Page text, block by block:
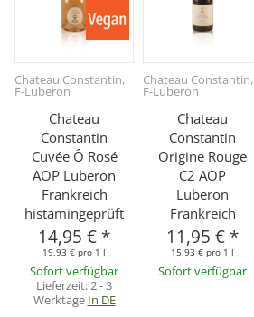
Chateau Constantin,
F-Luberon
Chateau
Constantin
Cuvée Ô Rosé
AOP Luberon
Frankreich
histamingeprüft
14,95 € *
19,93 € pro 1 l
Sofort verfügbar
Lieferzeit:2 - 3
Werktage In DE
Chateau Constantin,
F-Luberon
Chateau
Constantin
Origine Rouge
C2 AOP
Luberon
Frankreich
11,95 € *
15,93 € pro 1 l
Sofort verfügbar